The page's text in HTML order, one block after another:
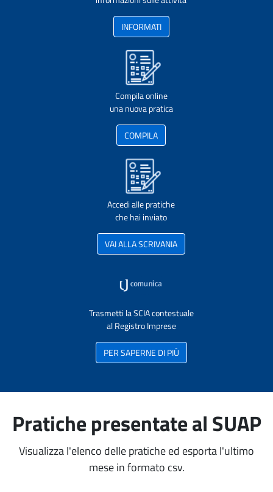
INFORMATI
Compila online
una nuova pratica
COMPILA
Accedi alle pratiche
che hai inviato
VAI ALLA SCRIVANIA
Trasmetti la SCIA contestuale
al Registro Imprese
PER SAPERNE DI PIÙ
Pratiche presentate al SUAP
Visualizza l'elenco delle pratiche ed esporta l'ultimo
mese in formato csv.